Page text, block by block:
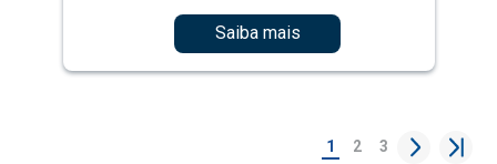
Saiba mais
1 2 3